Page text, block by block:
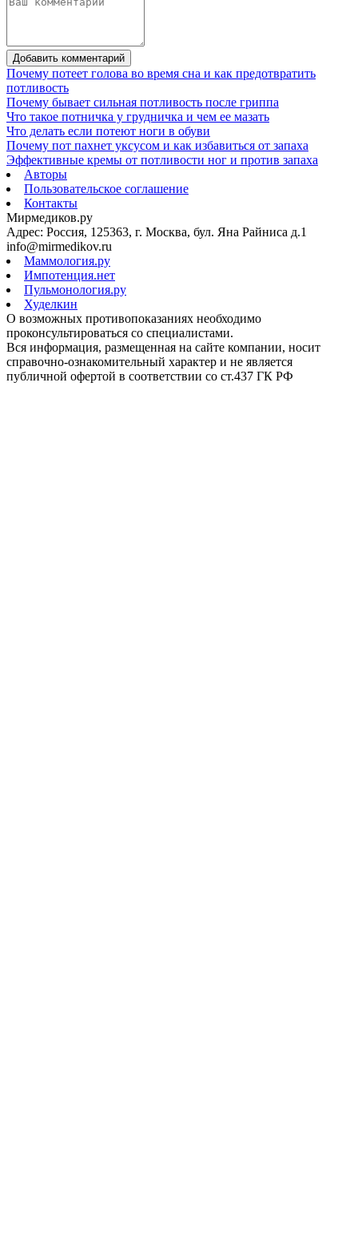
Добавить комментарий
Почему потеет голова во время сна и как предотвратить
потливость
Почему бывает сильная потливость после гриппа
Что такое потничка у грудничка и чем ее мазать
Что делать если потеют ноги в обуви
Почему пот пахнет уксусом и как избавиться от запаха
Эффективные кремы от потливости ног и против запаха
Авторы
Пользовательское соглашение
Контакты
Мирмедиков.ру
Адрес: Россия, 125363, г. Москва, бул. Яна Райниса д.1
info@mirmedikov.ru
Маммология.ру
Импотенция.нет
Пульмонология.ру
Худелкин
О возможных противопоказаниях необходимо
проконсультироваться со специалистами.
Вся информация, размещенная на сайте компании, носит
справочно-ознакомительный характер и не является
публичной офертой в соответствии со ст.437 ГК РФ